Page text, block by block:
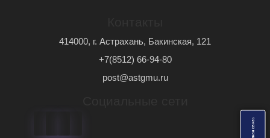
ь
414000, г. Астрахань, Бакинская, 121
+7(8512) 66-94-80
post@astgmu.ru